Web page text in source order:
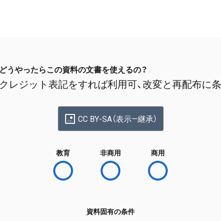
どうやったらこの資料の文書を使えるの？
クレジット表記をすれば利用可、改変と再配布に
CC BY-SA（表示—継承）
教育 非商用 商用
資料固有の条件